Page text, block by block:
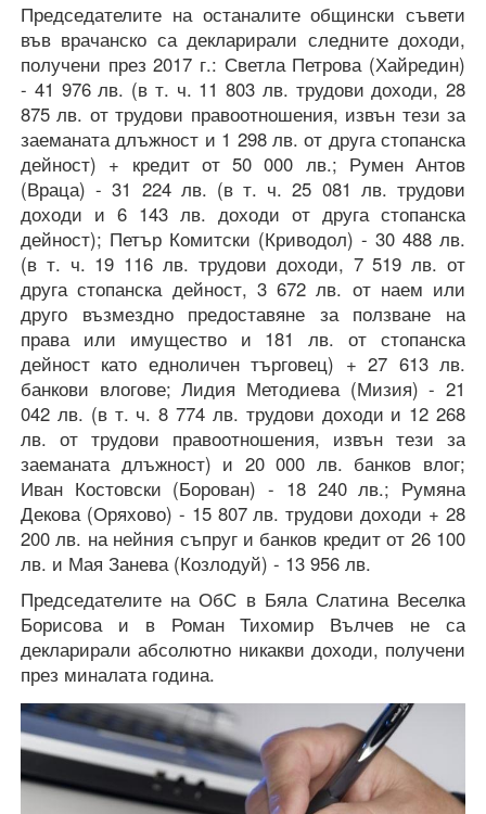
Председателите на останалите общински съвети
във врачанско са декларирали следните доходи,
получени през 2017 г.: Светла Петрова (Хайредин)
- 41 976 лв. (в т. ч. 11 803 лв. трудови доходи, 28
875 лв. от трудови правоотношения, извън тези за
заеманата длъжност и 1 298 лв. от друга стопанска
дейност) + кредит от 50 000 лв.; Румен Антов
(Враца) - 31 224 лв. (в т. ч. 25 081 лв. трудови
доходи и 6 143 лв. доходи от друга стопанска
дейност); Петър Комитски (Криводол) - 30 488 лв.
(в т. ч. 19 116 лв. трудови доходи, 7 519 лв. от
друга стопанска дейност, 3 672 лв. от наем или
друго възмездно предоставяне за ползване на
права или имущество и 181 лв. от стопанска
дейност като едноличен търговец) + 27 613 лв.
банкови влогове; Лидия Методиева (Мизия) - 21
042 лв. (в т. ч. 8 774 лв. трудови доходи и 12 268
лв. от трудови правоотношения, извън тези за
заеманата длъжност) и 20 000 лв. банков влог;
Иван Костовски (Борован) - 18 240 лв.; Румяна
Декова (Оряхово) - 15 807 лв. трудови доходи + 28
200 лв. на нейния съпруг и банков кредит от 26 100
лв. и Мая Занева (Козлодуй) - 13 956 лв.
Председателите на ОбС в Бяла Слатина Веселка
Борисова и в Роман Тихомир Вълчев не са
декларирали абсолютно никакви доходи, получени
през миналата година.